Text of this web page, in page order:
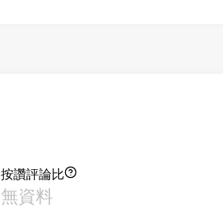
按讚評論比
無資料